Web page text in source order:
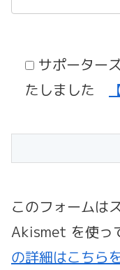
サポーター
たしました
このフォームは
Akismet を使っ
の詳細はこちら